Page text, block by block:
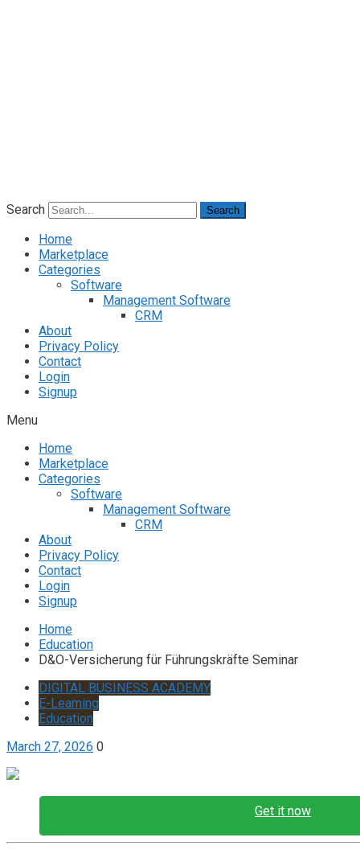
Search Search
Home
Marketplace
Categories
Software
Management Software
CRM
About
Privacy Policy
Contact
Login
Signup
Menu
Home
Marketplace
Categories
Software
Management Software
CRM
About
Privacy Policy
Contact
Login
Signup
Home
Education
D&O-Versicherung für Führungskräfte Seminar
DIGITAL BUSINESS ACADEMY
E-Learning
Education
March 27, 2026 0
Get it now